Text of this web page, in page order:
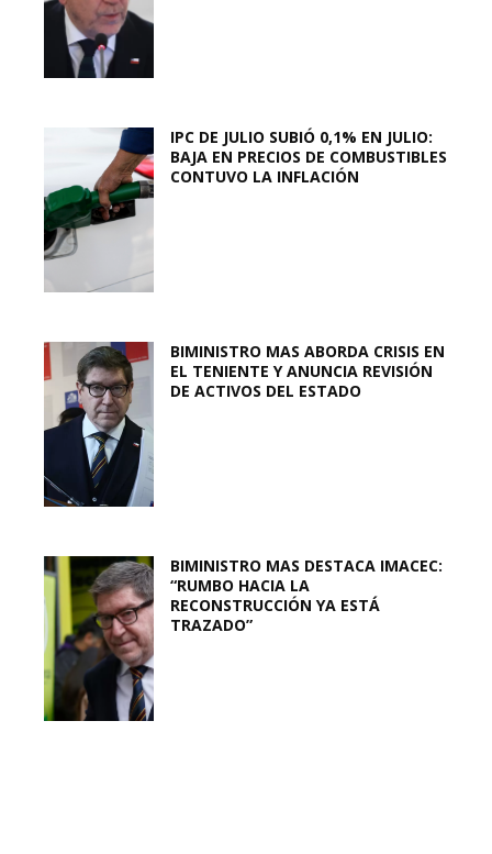
IPC DE JULIO SUBIÓ 0,1% EN JULIO:
BAJA EN PRECIOS DE COMBUSTIBLES
CONTUVO LA INFLACIÓN
BIMINISTRO MAS ABORDA CRISIS EN
EL TENIENTE Y ANUNCIA REVISIÓN
DE ACTIVOS DEL ESTADO
BIMINISTRO MAS DESTACA IMACEC:
“RUMBO HACIA LA
RECONSTRUCCIÓN YA ESTÁ
TRAZADO”